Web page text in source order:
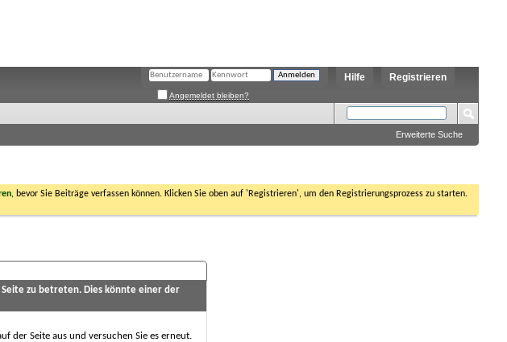
Registrieren
Hilfe
Angemeldet bleiben?
Erweiterte Suche
, bevor Sie Beiträge verfassen können. Klicken Sie oben auf 'Registrieren', um den Registrierungsprozess zu starten.
zu betreten. Dies könnte einer der
der Seite aus und versuchen Sie es erneut.